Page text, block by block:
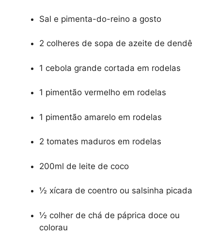
Sal e pimenta-do-reino a gosto
2 colheres de sopa de azeite de dendê
1 cebola grande cortada em rodelas
1 pimentão vermelho em rodelas
1 pimentão amarelo em rodelas
2 tomates maduros em rodelas
200ml de leite de coco
½ xícara de coentro ou salsinha picada
½ colher de chá de páprica doce ou
colorau